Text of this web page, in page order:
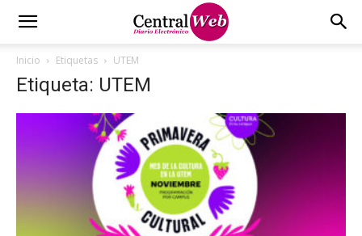
Inicio Etiquetas UTEM
Etiqueta: UTEM